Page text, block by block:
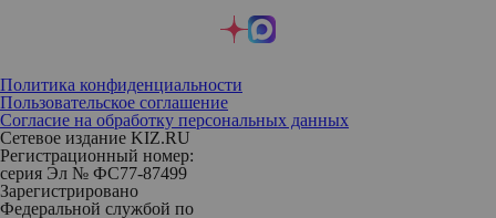
Политика конфиденциальности
Пользовательское соглашение
Согласие на обработку персональных данных
Сетевое издание KIZ.RU
Регистрационный номер:
серия Эл № ФС77-87499
Зарегистрировано
Федеральной службой по